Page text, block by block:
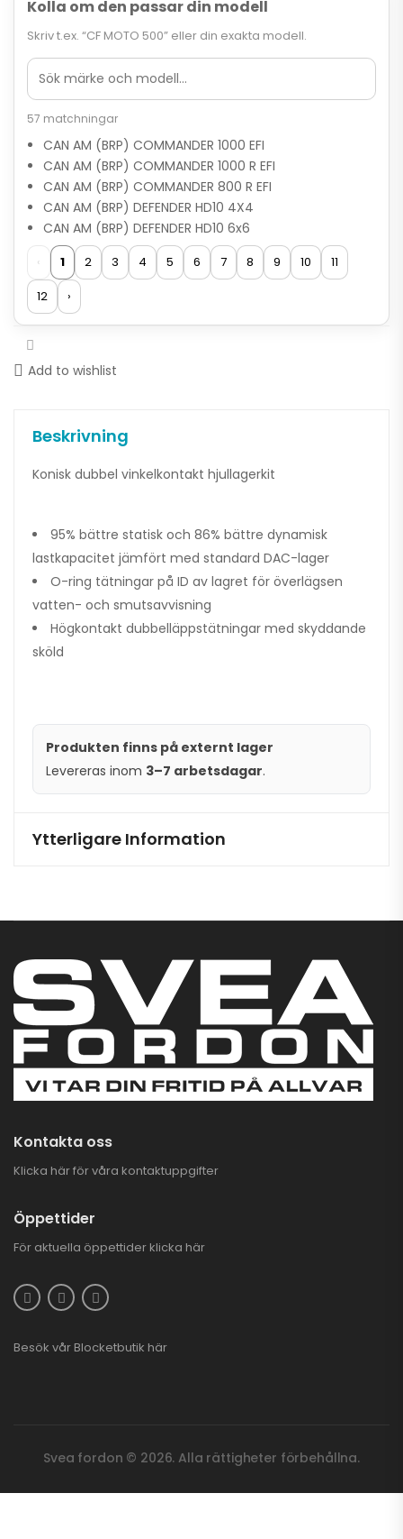
Kolla om den passar din modell
Skriv t.ex. “CF MOTO 500” eller din exakta modell.
57 matchningar
CAN AM (BRP) COMMANDER 1000 EFI
CAN AM (BRP) COMMANDER 1000 R EFI
CAN AM (BRP) COMMANDER 800 R EFI
CAN AM (BRP) DEFENDER HD10 4X4
CAN AM (BRP) DEFENDER HD10 6x6
‹ 1 2 3 4 5 6 7 8 9 10
11
12
›
Add to wishlist
Beskrivning
Konisk dubbel vinkelkontakt hjullagerkit
95% bättre statisk och 86% bättre dynamisk
lastkapacitet jämfört med standard DAC-lager
O-ring tätningar på ID av lagret för överlägsen
vatten- och smutsavvisning
Högkontakt dubbelläppstätningar med skyddande
sköld
Produkten finns på externt lager
Levereras inom 3–7 arbetsdagar.
Ytterligare Information
Kontakta oss
Klicka här för våra kontaktuppgifter
Öppettider
För aktuella öppettider klicka här
Besök vår Blocketbutik här
Svea fordon © 2026. Alla rättigheter förbehållna.